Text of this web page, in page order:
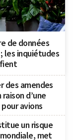
de données
les inquiétudes
des amendes
d’une
avions
un risque
met